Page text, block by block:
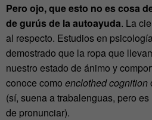
Pero ojo, que esto no es cosa
de gurús de la autoayuda. La
al respecto. Estudios en
demostrado que la ropa que
nuestro estado de ánimo y
conoce como enclothed cognition
(sí, suena a trabalenguas, pero
de pronunciar).